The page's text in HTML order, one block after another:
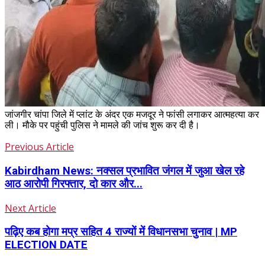
जांजगीर चांपा जिले में प्लांट के अंदर एक मजदूर ने फांसी लगाकर आत्महत्या कर
ली। मौके पर पहुंची पुलिस ने मामले की जांच शुरू कर दी है।
Previous Article
Kabirdham News: नक्सल प्रभावित जंगल में जुआ खेल रहे
आठ आरोपी गिरफ्तार, दो कार और...
Next Article
पढ़िए कब होगा मप्र सहित 4 राज्यों में विधानसभा चुनाव | MP
ELECTION DATE